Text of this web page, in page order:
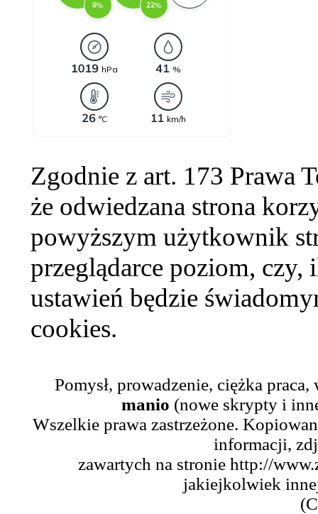
Zgodnie z art. 173 Prawa
że odwiedzana strona
powyższym użytkownik
przeglądarce poziom,
ustawień będzie
cookies.
Pomysł, prowadzenie, ciężka
manio (nowe skrypty i
Wszelkie prawa zastrzeżone.
informacji,
zawartych na stronie http://
jakiejkolwiek